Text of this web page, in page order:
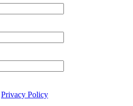
Privacy Policy